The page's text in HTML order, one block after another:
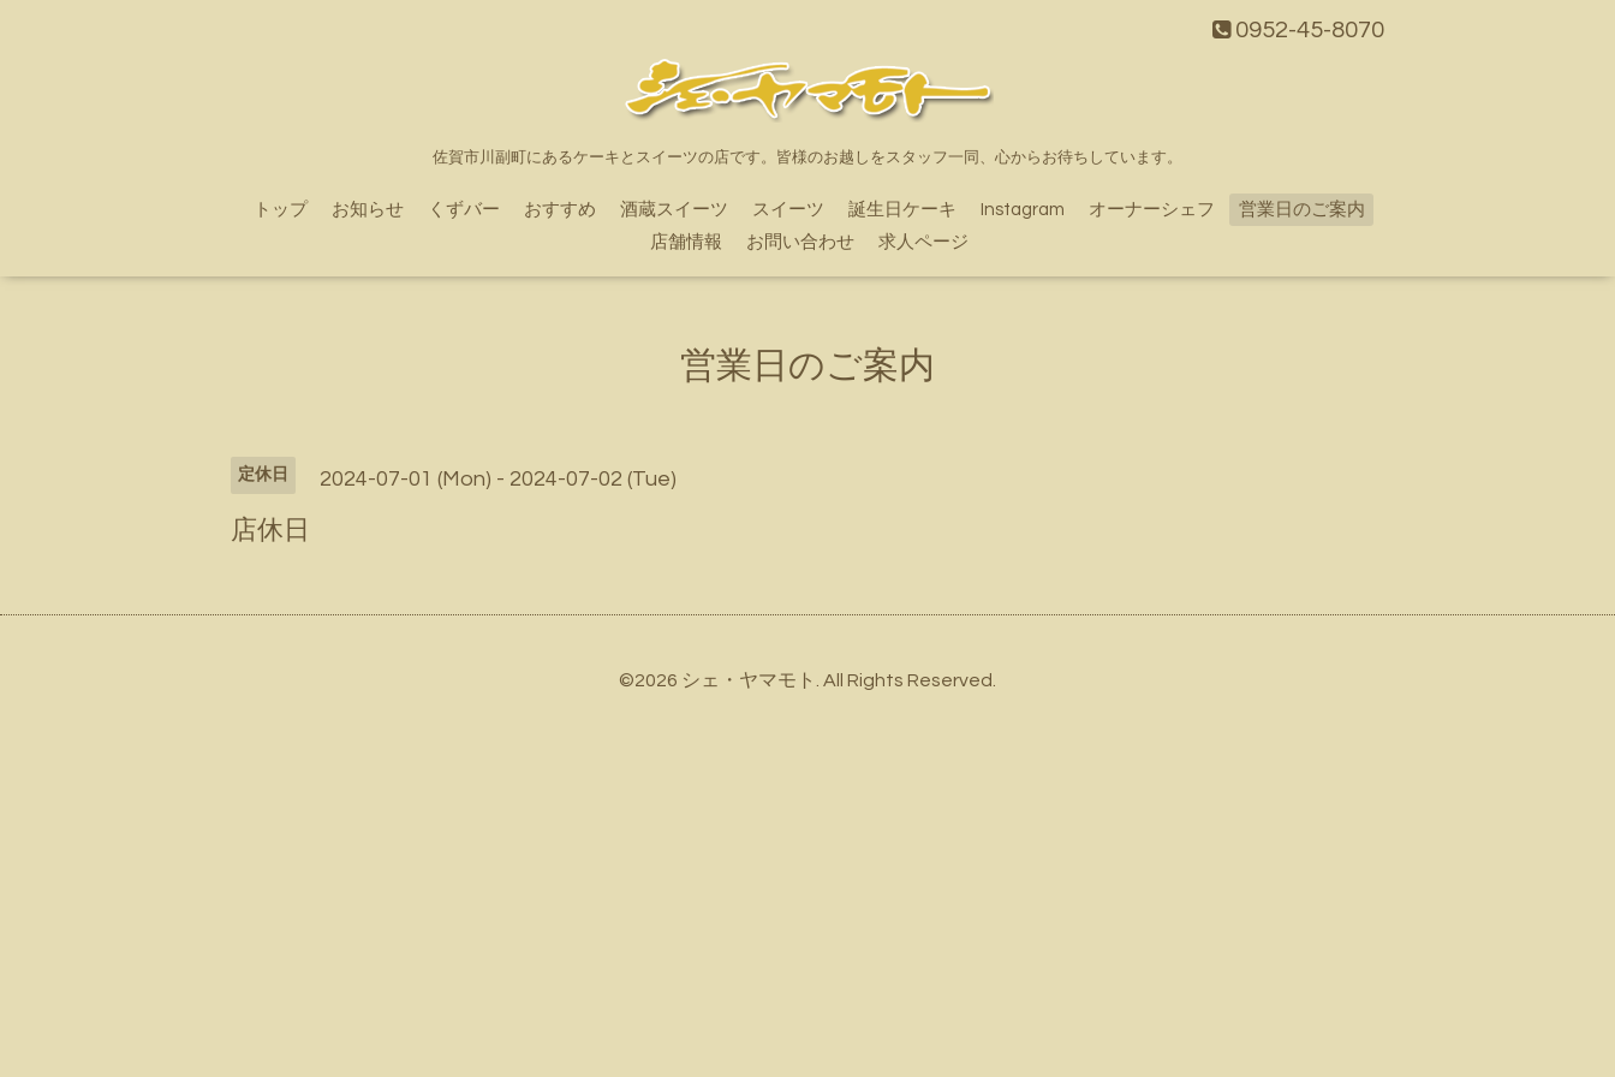
0952-45-8070
佐賀市川副町にあるケーキとスイーツの店です。皆様のお越しをスタッフ一同、心からお待ちしています。
トップ お知らせ くずバー おすすめ 酒蔵スイーツ スイーツ 誕生日ケーキ Instagram オーナーシェフ
営業日のご案内
店舗情報
お問い合わせ 求人ページ
営業日のご案内
定休日 2024-07-01 (Mon) - 2024-07-02 (Tue)
店休日
©2026 シェ・ヤマモト . All Rights Reserved.